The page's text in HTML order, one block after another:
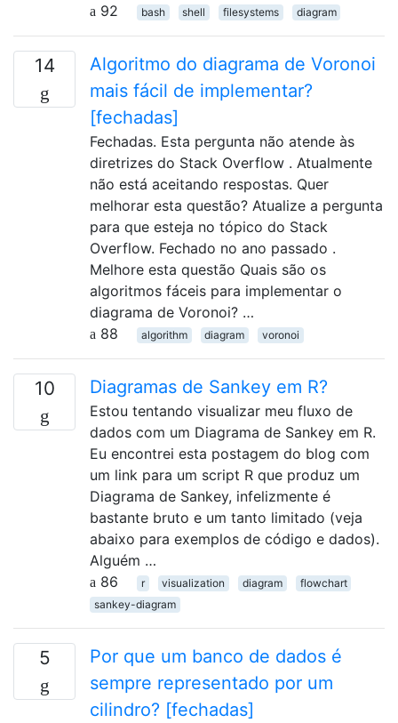
92
bash shell filesystems diagram
14
Algoritmo do diagrama de Voronoi
mais fácil de implementar?
[fechadas]
Fechadas. Esta pergunta não atende às
diretrizes do Stack Overflow . Atualmente
não está aceitando respostas. Quer
melhorar esta questão? Atualize a pergunta
para que esteja no tópico do Stack
Overflow. Fechado no ano passado .
Melhore esta questão Quais são os
algoritmos fáceis para implementar o
diagrama de Voronoi? …
88
algorithm diagram voronoi
10 Diagramas de Sankey em R?
Estou tentando visualizar meu fluxo de
dados com um Diagrama de Sankey em R.
Eu encontrei esta postagem do blog com
um link para um script R que produz um
Diagrama de Sankey, infelizmente é
bastante bruto e um tanto limitado (veja
abaixo para exemplos de código e dados).
Alguém …
86
r visualization diagram
flowchart
sankey-diagram
5
Por que um banco de dados é
sempre representado por um
cilindro? [fechadas]